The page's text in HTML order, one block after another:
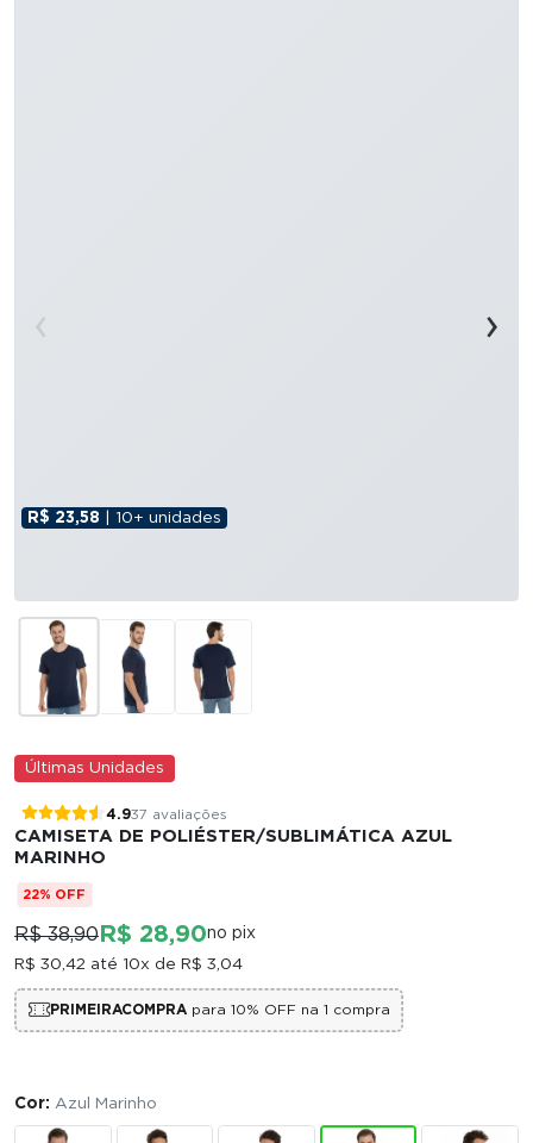
R$ 23,58 | 10+ unidades
‹ ›
Últimas Unidades
4.937 avaliações
CAMISETA DE POLIÉSTER/SUBLIMÁTICA AZUL
MARINHO
22% OFF
R$ 38,90 R$ 28,90no pix
R$ 30,42 até 10x de R$ 3,04
PRIMEIRACOMPRApara 10% OFF na 1 compra
Cor: Azul Marinho